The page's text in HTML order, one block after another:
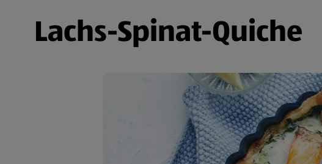
Lachs-Spinat-Quiche